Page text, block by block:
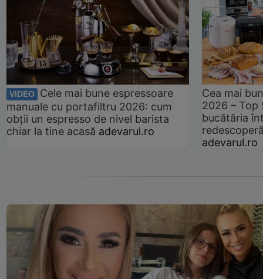
VIDEO
Cele mai bune espressoare
manuale cu portafiltru 2026: cum
obții un espresso de nivel barista
chiar la tine acasă adevarul.ro
Cea mai
2026 –
bucătăria
adevarul.ro